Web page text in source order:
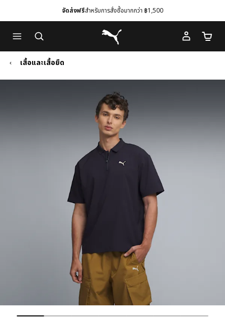
to
Main
content
to
Footer
Content
จัดส่งฟรีสำหรับการสั่งซื้อมากกว่า ฿1,500
Puma โฮม
จำนว
เสื้อและเสื้อยืด